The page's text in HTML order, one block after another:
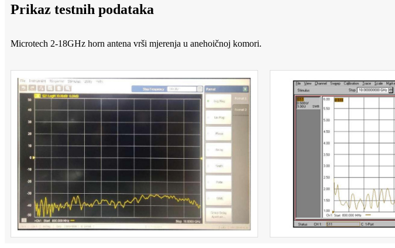
Prikaz testnih podataka
Microtech 2-18GHz horn antena vrši mjerenja u anehoičnoj komori.